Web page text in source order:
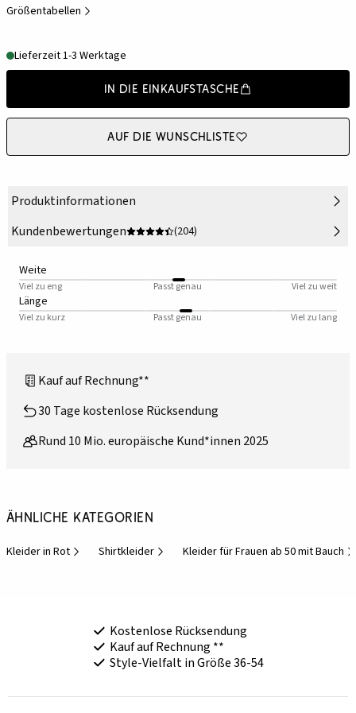
Größentabellen
Lieferzeit 1-3 Werktage
In die Einkaufstasche
Auf die Wunschliste
Produktinformationen
Kundenbewertungen
(204)
Weite
Viel zu eng Passt genau Viel zu weit
Länge
Viel zu kurz Passt genau Viel zu lang
Kauf auf Rechnung**
30 Tage kostenlose Rücksendung
Rund 10 Mio. europäische Kund*innen 2025
Ähnliche Kategorien
Kleider in Rot Shirtkleider Kleider für Frauen ab 50 mit Bauch
Kostenlose Rücksendung
Kauf auf Rechnung **
Style-Vielfalt in Größe 36-54